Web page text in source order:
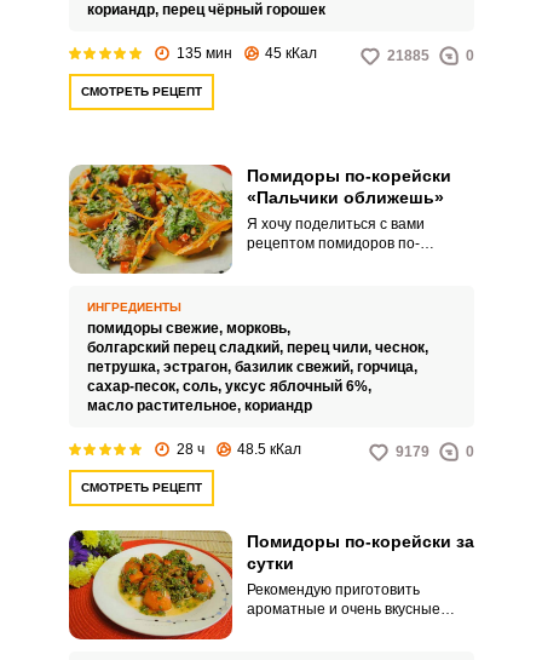
кориандр, перец чёрный горошек
135 мин 45 кКал 21885 0
СМОТРЕТЬ РЕЦЕПТ
Помидоры по-корейски
«Пальчики оближешь»
Я хочу поделиться с вами
рецептом помидоров по-
существует большое
разнообразие всевозможных
рецептов таких помидор, я
считаю свой рецепт одним из
лучших.
ИНГРЕДИЕНТЫ
помидоры свежие, морковь,
болгарский перец сладкий, перец чили, чеснок,
петрушка, эстрагон, базилик свежий, горчица,
сахар-песок, соль, уксус яблочный 6%,
масло растительное, кориандр
28 ч 48.5 кКал 9179 0
СМОТРЕТЬ РЕЦЕПТ
Помидоры по-корейски за
сутки
Рекомендую приготовить
ароматные и очень вкусные